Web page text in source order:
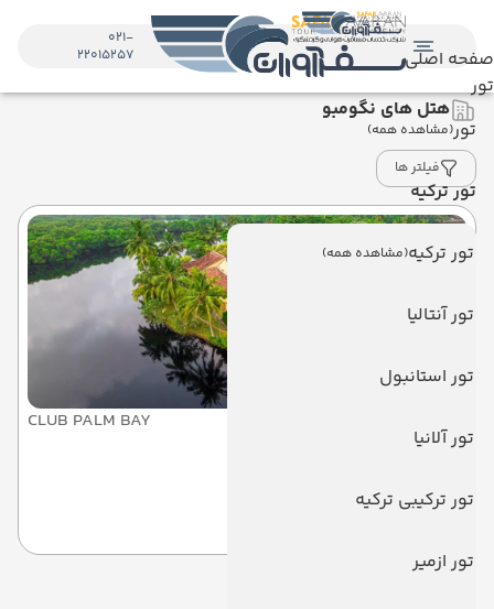
صفحه اصلی
تور
تور(مشاهده همه)
تور ترکیه
تور ترکیه(مشاهده همه)
تور آنتالیا
تور استانبول
تور آلانیا
تور ترکیبی ترکیه
تور ازمیر
021-
22015257
هتل های نگومبو
فیلتر ها
CLUB PALM BAY
هتل کلاب پالم بی نگومبو
نگومبو